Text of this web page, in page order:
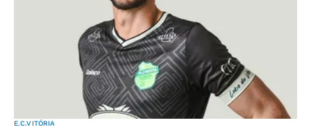
E.C.VITÓRIA